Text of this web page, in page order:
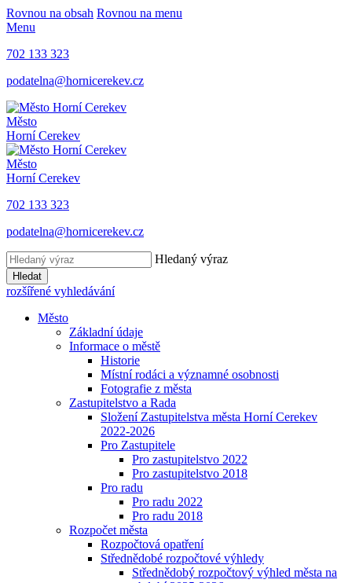
Rovnou na obsah Rovnou na menu
Menu
702 133 323
podatelna@hornicerekev.cz
Město
Horní Cerekev
Město
Horní Cerekev
702 133 323
podatelna@hornicerekev.cz
Hledaný výraz
Hledat
rozšířené vyhledávání
Město
Základní údaje
Informace o městě
Historie
Místní rodáci a významné osobnosti
Fotografie z města
Zastupitelstvo a Rada
Složení Zastupitelstva města Horní Cerekev
2022-2026
Pro Zastupitele
Pro zastupitelstvo 2022
Pro zastupitelstvo 2018
Pro radu
Pro radu 2022
Pro radu 2018
Rozpočet města
Rozpočtová opatření
Střednědobé rozpočtové výhledy
Střednědobý rozpočtový výhled města na